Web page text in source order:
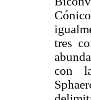
tres
con